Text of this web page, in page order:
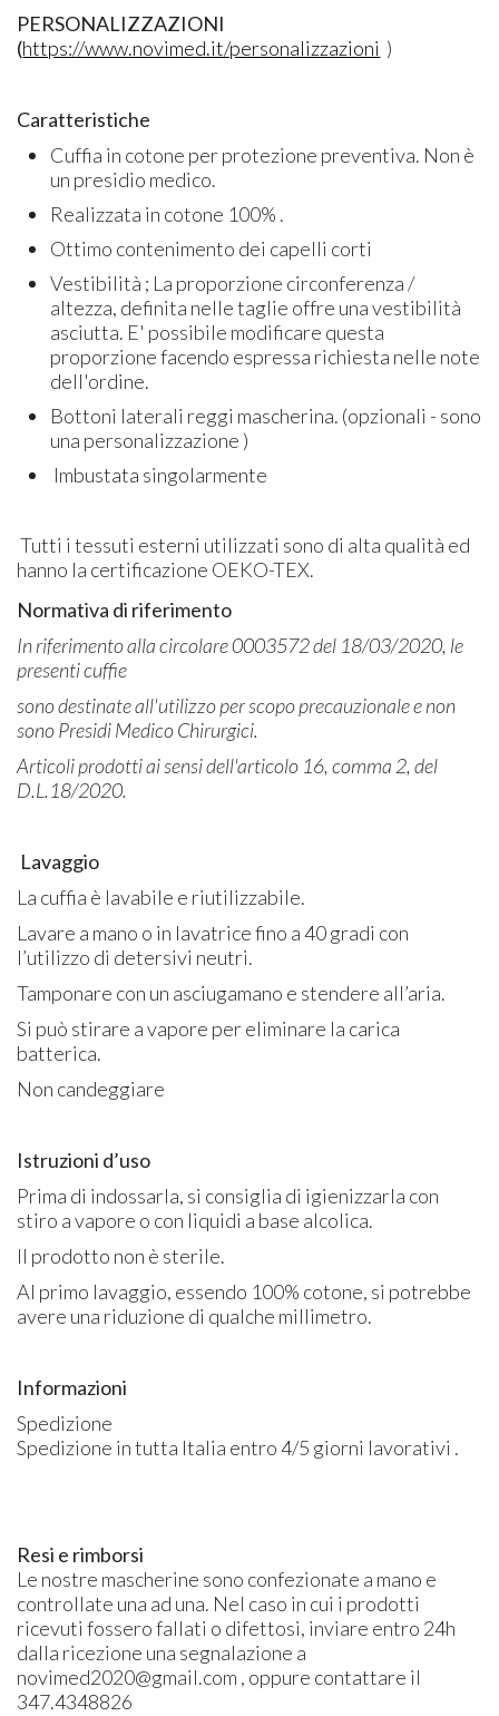
PERSONALIZZAZIONI
(https://www.novimed.it/personalizzazioni )
Caratteristiche
Cuffia in cotone per protezione preventiva. Non è
un presidio medico.
Realizzata in cotone 100% .
Ottimo contenimento dei capelli corti
Vestibilità ; La proporzione circonferenza /
altezza, definita nelle taglie offre una vestibilità
asciutta. E' possibile modificare questa
proporzione facendo espressa richiesta nelle note
dell'ordine.
Bottoni laterali reggi mascherina. (opzionali - sono
una personalizzazione )
Imbustata singolarmente
Tutti i tessuti esterni utilizzati sono di alta qualità ed
hanno la certificazione OEKO-TEX.
Normativa di riferimento
In riferimento alla circolare 0003572 del 18/03/2020, le
presenti cuffie
sono destinate all'utilizzo per scopo precauzionale e non
sono Presidi Medico Chirurgici.
Articoli prodotti ai sensi dell'articolo 16, comma 2, del
D.L.18/2020.
Lavaggio
La cuffia è lavabile e riutilizzabile.
Lavare a mano o in lavatrice fino a 40 gradi con
l’utilizzo di detersivi neutri.
Tamponare con un asciugamano e stendere all’aria.
Si può stirare a vapore per eliminare la carica
batterica.
Non candeggiare
Istruzioni d’uso
Prima di indossarla, si consiglia di igienizzarla con
stiro a vapore o con liquidi a base alcolica.
Il prodotto non è sterile.
Al primo lavaggio, essendo 100% cotone, si potrebbe
avere una riduzione di qualche millimetro.
Informazioni
Spedizione
Spedizione in tutta Italia entro 4/5 giorni lavorativi .
Resi e rimborsi
Le nostre mascherine sono confezionate a mano e
controllate una ad una. Nel caso in cui i prodotti
ricevuti fossero fallati o difettosi, inviare entro 24h
dalla ricezione una segnalazione a
novimed2020@gmail.com , oppure contattare il
347.4348826